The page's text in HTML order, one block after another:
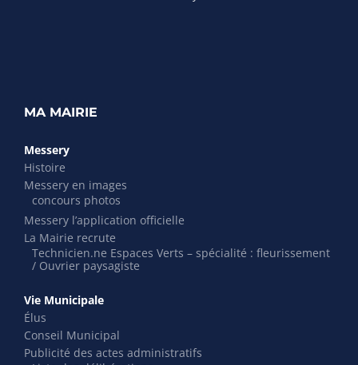
MA MAIRIE
Messery
Histoire
Messery en images
concours photos
Messery l’application officielle
La Mairie recrute
Technicien.ne Espaces Verts – spécialité : fleurissement
/ Ouvrier paysagiste
Vie Municipale
Élus
Conseil Municipal
Publicité des actes administratifs